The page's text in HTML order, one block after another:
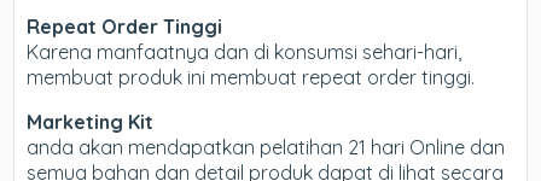
Repeat Order Tinggi
Karena manfaatnya dan di konsumsi sehari-hari,
membuat produk ini membuat repeat order tinggi.
Marketing Kit
anda akan mendapatkan pelatihan 21 hari Online dan
semua bahan dan detail produk dapat di lihat secara